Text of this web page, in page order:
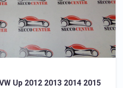
Up 2012 2013 2014 2015